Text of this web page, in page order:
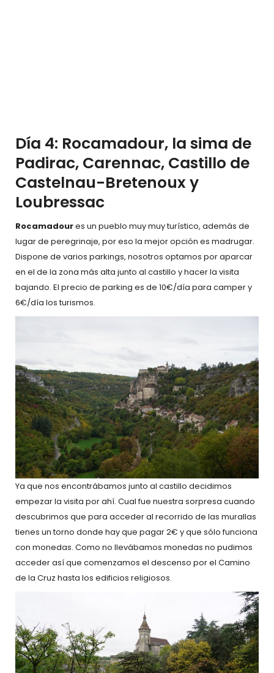
Día 4: Rocamadour, la sima de
Padirac, Carennac, Castillo de
Castelnau-Bretenoux y
Loubressac
Rocamadoures un pueblo muy muy turístico, además de
lugar de peregrinaje, por eso la mejor opción es madrugar.
Dispone de varios parkings, nosotros optamos por aparcar
en el de la zona más alta junto al castillo y hacer la visita
bajando. El precio de parking es de 10€/día para camper y
6€/día los turismos.
Ya que nos encontrábamos junto al castillo decidimos
empezar la visita por ahí. Cual fue nuestra sorpresa cuando
descubrimos que para acceder al recorrido de las murallas
tienes un torno donde hay que pagar 2€ y que sólo funciona
con monedas. Como no llevábamos monedas no pudimos
acceder así que comenzamos el descenso por el Camino
de la Cruz hasta los edificios religiosos.